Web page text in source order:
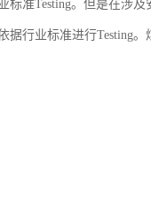
标准Testing。但是在涉
据行业标准进行Testing